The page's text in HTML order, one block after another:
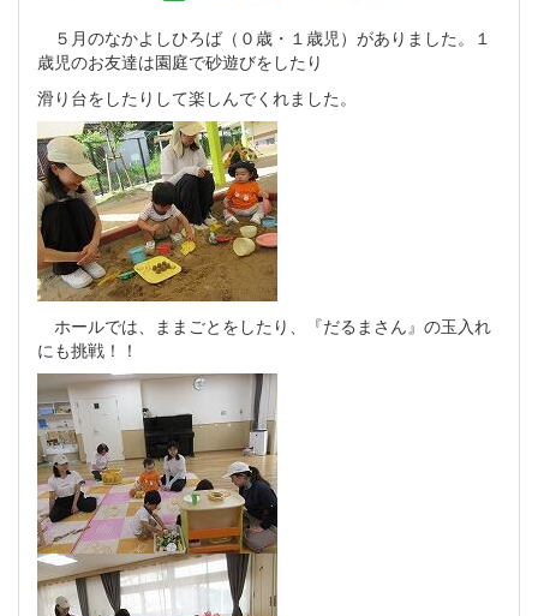
５月のなかよしひろば（０歳・１歳児）がありました。１
歳児のお友達は園庭で砂遊びをしたり
滑り台をしたりして楽しんでくれました。
ホールでは、ままごとをしたり、『だるまさん』の玉入れ
にも挑戦！！